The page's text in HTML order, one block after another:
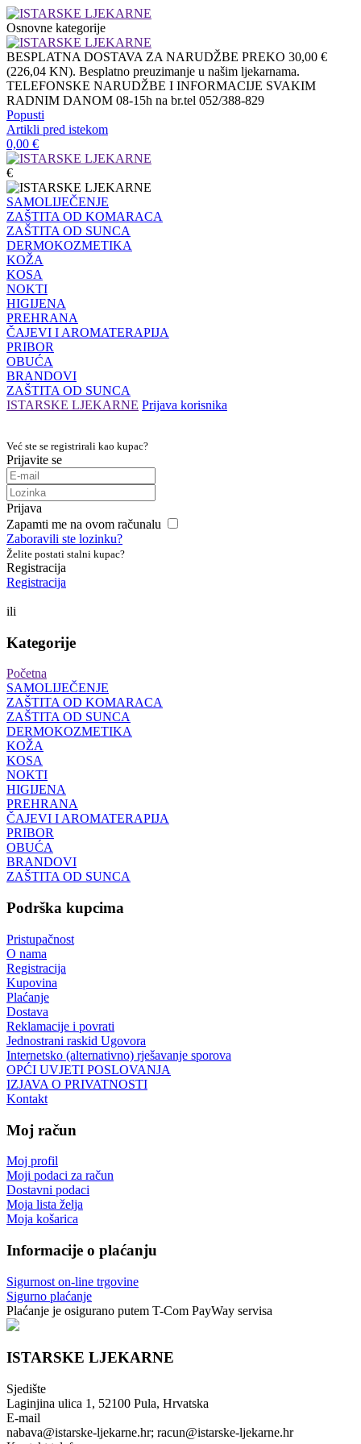
Osnovne kategorije
BESPLATNA DOSTAVA ZA NARUDŽBE PREKO 30,00 €
(226,04 KN). Besplatno preuzimanje u našim ljekarnama.
TELEFONSKE NARUDŽBE I INFORMACIJE SVAKIM
RADNIM DANOM 08-15h na br.tel 052/388-829
Popusti
Artikli pred istekom
0,00 €
€
SAMOLIJEČENJE
ZAŠTITA OD KOMARACA
ZAŠTITA OD SUNCA
DERMOKOZMETIKA
KOŽA
KOSA
NOKTI
HIGIJENA
PREHRANA
ČAJEVI I AROMATERAPIJA
PRIBOR
OBUĆA
BRANDOVI
ZAŠTITA OD SUNCA
ISTARSKE LJEKARNE Prijava korisnika
Već ste se registrirali kao kupac?
Prijavite se
Prijava
Zapamti me na ovom računalu
Zaboravili ste lozinku?
Želite postati stalni kupac?
Registracija
Registracija
ili
Kategorije
Početna
SAMOLIJEČENJE
ZAŠTITA OD KOMARACA
ZAŠTITA OD SUNCA
DERMOKOZMETIKA
KOŽA
KOSA
NOKTI
HIGIJENA
PREHRANA
ČAJEVI I AROMATERAPIJA
PRIBOR
OBUĆA
BRANDOVI
ZAŠTITA OD SUNCA
Podrška kupcima
Pristupačnost
O nama
Registracija
Kupovina
Plaćanje
Dostava
Reklamacije i povrati
Jednostrani raskid Ugovora
Internetsko (alternativno) rješavanje sporova
OPĆI UVJETI POSLOVANJA
IZJAVA O PRIVATNOSTI
Kontakt
Moj račun
Moj profil
Moji podaci za račun
Dostavni podaci
Moja lista želja
Moja košarica
Informacije o plaćanju
Sigurnost on-line trgovine
Sigurno plaćanje
Plaćanje je osigurano putem T-Com PayWay servisa
ISTARSKE LJEKARNE
Sjedište
Laginjina ulica 1, 52100 Pula, Hrvatska
E-mail
nabava@istarske-ljekarne.hr; racun@istarske-ljekarne.hr